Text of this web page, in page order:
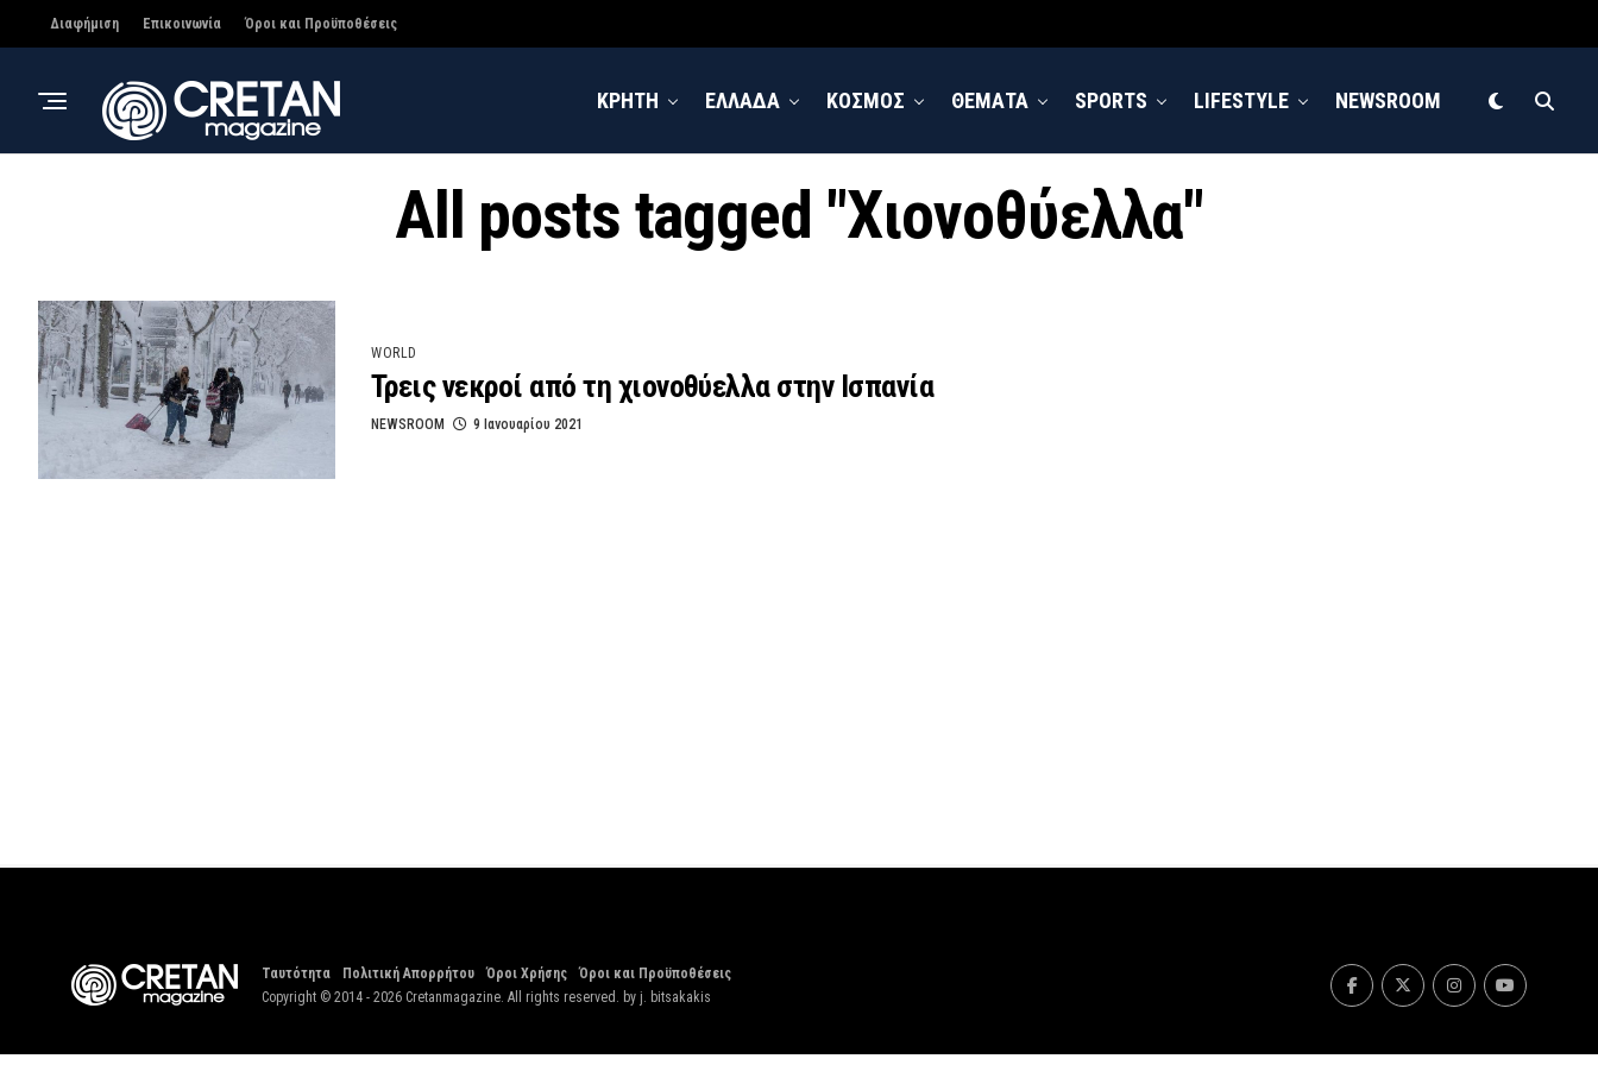
Διαφήμιση Επικοινωνία Όροι και Προϋποθέσεις
ΚΡΗΤΗ ΕΛΛΑΔΑ ΚΟΣΜΟΣ ΘΕΜΑΤΑ SPORTS LIFESTYLE NEWSROOM
All posts tagged "Χιονοθύελλα"
WORLD
Τρεις νεκροί από τη χιονοθύελλα στην Ισπανία
NEWSROOM 9 Ιανουαρίου 2021
Ταυτότητα Πολιτική Απορρήτου Όροι Χρήσης
Όροι και Προϋποθέσεις
Copyright © 2014 - 2026 Cretanmagazine. All rights reserved. by j. bitsakakis